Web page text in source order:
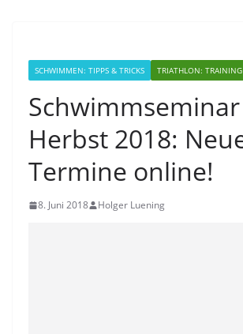
SCHWIMMEN: TIPPS & TRICKS TRIATHLON:
Schwimmseminar
Herbst 2018:
Termine online!
8. Juni 2018 Holger Luening